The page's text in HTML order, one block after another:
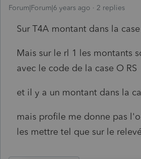
Forum|Forum|6 years ago 2 replies
Sur T4A montant dans la
Mais sur le rl 1 les montants
avec le code de la case O RS
et il y a un montant dans la
mais profile me donne pas
les mettre tel que sur le